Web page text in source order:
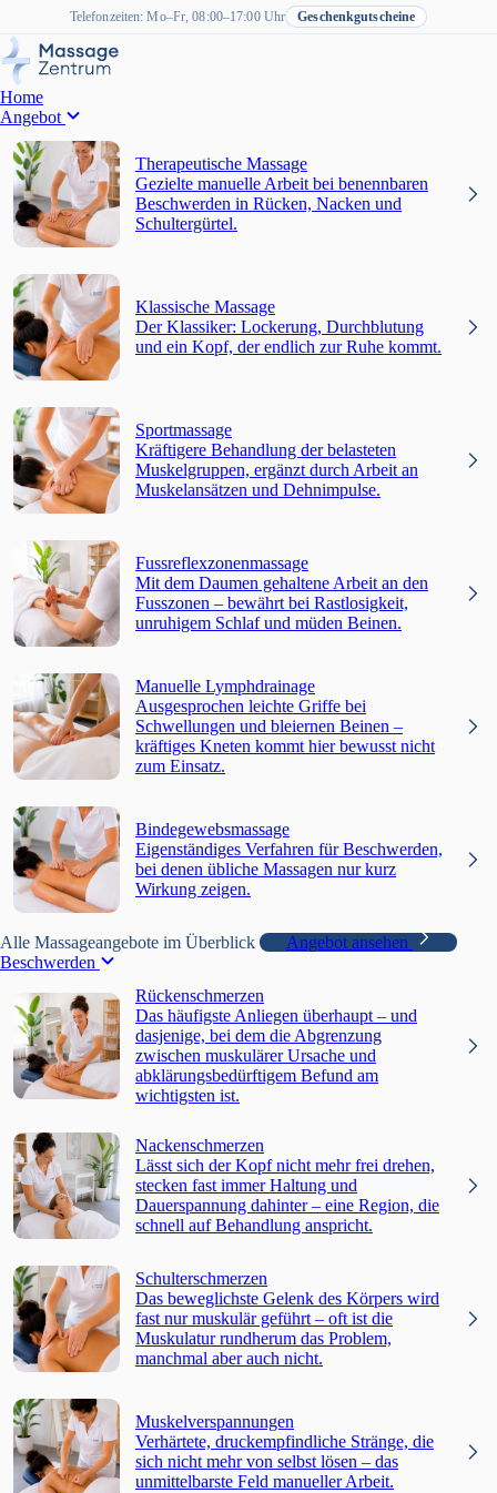
Telefonzeiten: Mo–Fr, 08:00–17:00 Uhr Geschenkgutscheine
Home
Angebot
Therapeutische Massage
Gezielte manuelle Arbeit bei benennbaren
Beschwerden in Rücken, Nacken und
Schultergürtel.
Klassische Massage
Der Klassiker: Lockerung, Durchblutung
und ein Kopf, der endlich zur Ruhe kommt.
Sportmassage
Kräftigere Behandlung der belasteten
Muskelgruppen, ergänzt durch Arbeit an
Muskelansätzen und Dehnimpulse.
Fussreflexzonenmassage
Mit dem Daumen gehaltene Arbeit an den
Fusszonen – bewährt bei Rastlosigkeit,
unruhigem Schlaf und müden Beinen.
Manuelle Lymphdrainage
Ausgesprochen leichte Griffe bei
Schwellungen und bleiernen Beinen –
kräftiges Kneten kommt hier bewusst nicht
zum Einsatz.
Bindegewebsmassage
Eigenständiges Verfahren für Beschwerden,
bei denen übliche Massagen nur kurz
Wirkung zeigen.
Alle Massageangebote im Überblick
Angebot ansehen
Beschwerden
Rückenschmerzen
Das häufigste Anliegen überhaupt – und
dasjenige, bei dem die Abgrenzung
zwischen muskulärer Ursache und
abklärungsbedürftigem Befund am
wichtigsten ist.
Nackenschmerzen
Lässt sich der Kopf nicht mehr frei drehen,
stecken fast immer Haltung und
Dauerspannung dahinter – eine Region, die
schnell auf Behandlung anspricht.
Schulterschmerzen
Das beweglichste Gelenk des Körpers wird
fast nur muskulär geführt – oft ist die
Muskulatur rundherum das Problem,
manchmal aber auch nicht.
Muskelverspannungen
Verhärtete, druckempfindliche Stränge, die
sich nicht mehr von selbst lösen – das
unmittelbarste Feld manueller Arbeit.